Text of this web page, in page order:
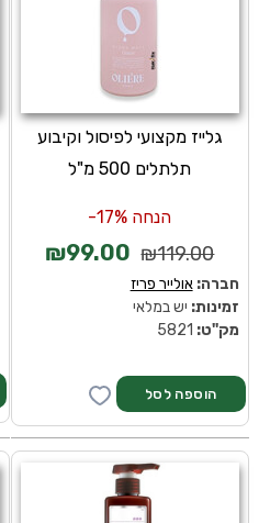
גלייז מקצועי לפיסול וקיבוע
תלתלים 500 מ"ל
הנחה 17%-
₪119.00
₪99.00
חברה:אולייר פריז
זמינות: יש במלאי
מק''ט: